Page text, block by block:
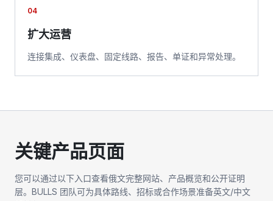
04
扩大运营
连接集成、仪表盘、固定线路、报告、单证和异常处理。
关键产品页面
您可以通过以下入口查看俄文完整网站、产品概览和公开证明
层。BULLS 团队可为具体路线、招标或合作场景准备英文/中文